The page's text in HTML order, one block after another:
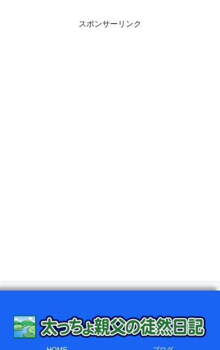
スポンサーリンク